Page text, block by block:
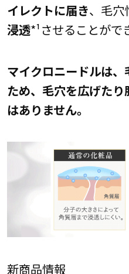
イレクトに届き、毛穴
浸透*¹させることがで
マイクロニードルは
ため、毛穴を広げた
はありません。
新商品情報